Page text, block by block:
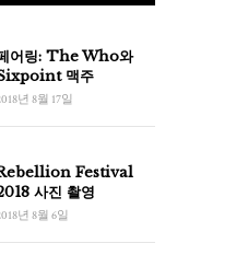
어링: The Who와
맥주
년 8월 17일
Festival
사진 촬영
년 8월 6일